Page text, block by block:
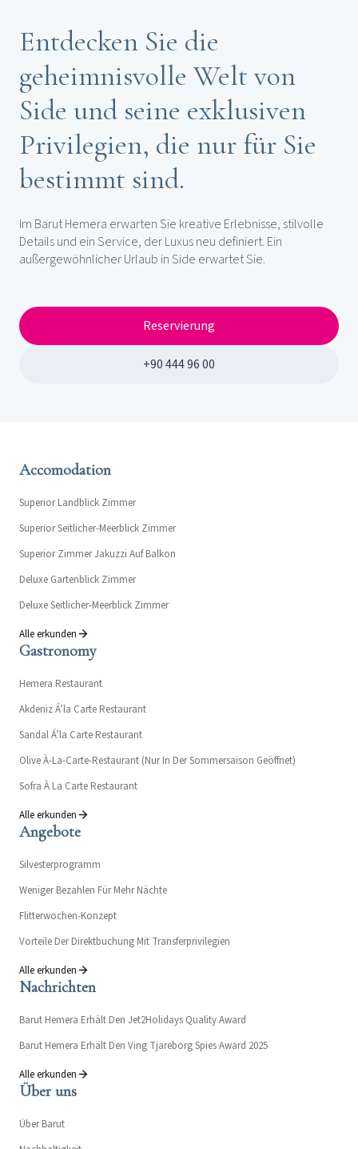
Entdecken Sie die
geheimnisvolle Welt von
Side und seine exklusiven
Privilegien, die nur für Sie
bestimmt sind.
Im Barut Hemera erwarten Sie kreative Erlebnisse, stilvolle
Details und ein Service, der Luxus neu definiert. Ein
außergewöhnlicher Urlaub in Side erwartet Sie.
Reservierung
+90 444 96 00
Accomodation
Superior Landblick Zimmer
Superior Seitlicher-Meerblick Zimmer
Superior Zimmer Jakuzzi Auf Balkon
Deluxe Gartenblick Zimmer
Deluxe Seitlicher-Meerblick Zimmer
Alle erkunden
Gastronomy
Hemera Restaurant
Akdeniz Á’la Carte Restaurant
Sandal Á’la Carte Restaurant
Olive À-La-Carte-Restaurant (Nur In Der Sommersaison Geöffnet)
Sofra À La Carte Restaurant
Alle erkunden
Angebote
Silvesterprogramm
Weniger Bezahlen Für Mehr Nächte
Flitterwochen-Konzept
Vorteile Der Direktbuchung Mit Transferprivilegien
Alle erkunden
Nachrichten
Barut Hemera Erhält Den Jet2Holidays Quality Award
Barut Hemera Erhält Den Ving Tjareborg Spies Award 2025
Alle erkunden
Über uns
Über Barut